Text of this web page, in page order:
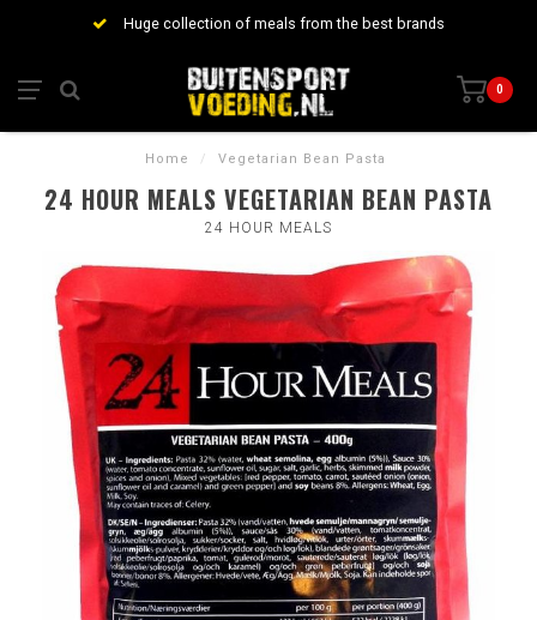
Huge collection of meals from the best brands
0
Home / Vegetarian Bean Pasta
24 HOUR MEALS VEGETARIAN BEAN PASTA
24 HOUR MEALS